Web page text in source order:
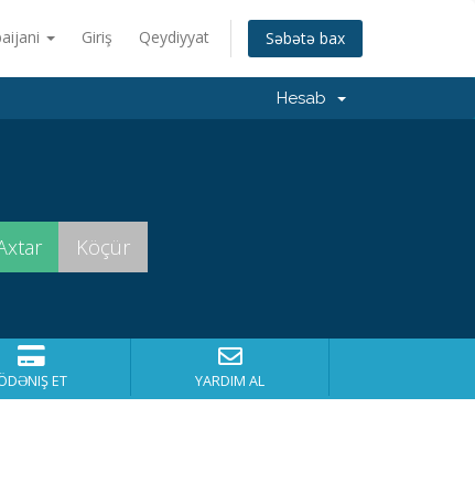
Giriş Qeydiyyat Səbətə bax
Hesab
ET YARDIM AL